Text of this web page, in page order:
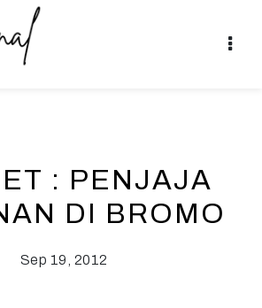
: PENJAJA
DI BROMO
Sep 19, 2012